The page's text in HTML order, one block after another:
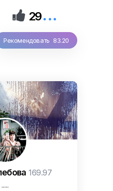
 29...
Рекомендовать 83.20
169.97
.....